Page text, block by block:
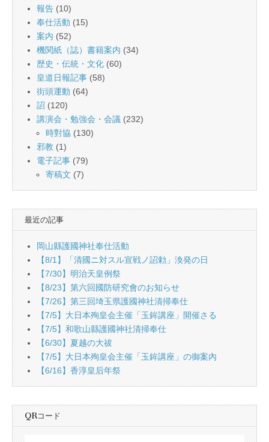
報告 (10)
奉仕活動 (15)
案内 (52)
機関紙（誌）書籍案内 (34)
歴史・伝統・文化 (60)
皇道日報記事 (58)
街頭運動 (64)
詔 (120)
講演会・勉強会・会議 (232)
時對協 (130)
邪教 (1)
電子記事 (79)
寄稿文 (7)
最近の記事
岡山縣護國神社奉仕活動
【8/1】「清國ニ対スル宣戦ノ詔勅」渙発の日
【7/30】明治天皇例祭
【8/23】第六回國防研究會のお知らせ
【7/26】第三回埼玉県護國神社清掃奉仕
【7/5】大日本殉皇会主催「玉鉾講座」開催さる
【7/5】和歌山縣護國神社清掃奉仕
【6/30】夏越の大祓
【7/5】大日本殉皇会主催「玉鉾講座」の御案內
【6/16】香淳皇后年祭
QRコード